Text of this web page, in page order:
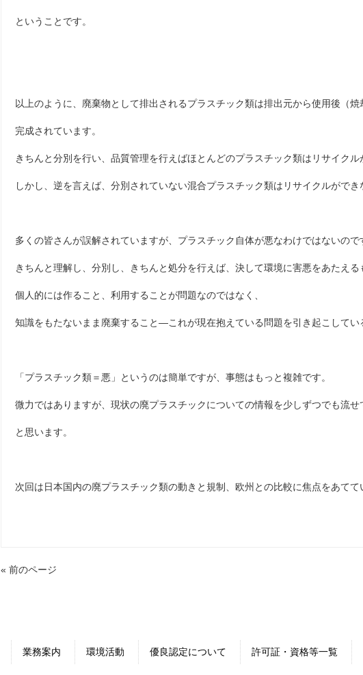
ということです。
以上のように、廃棄物として排出されるプラスチック類は排出元から使用後（
完成されています。
きちんと分別を行い、品質管理を行えばほとんどのプラスチック類はリサイクル
しかし、逆を言えば、分別されていない混合プラスチック類はリサイクルができ
多くの皆さんが誤解されていますが、プラスチック自体が悪なわけではないので
きちんと理解し、分別し、きちんと処分を行えば、決して環境に害悪をあたえる
個人的には作ること、利用することが問題なのではなく、
知識をもたないまま廃棄すること―これが現在抱えている問題を引き起こしてい
「プラスチック類＝悪」というのは簡単ですが、事態はもっと複雑です。
微力ではありますが、現状の廃プラスチックについての情報を少しずつでも流せ
と思います。
次回は日本国内の廃プラスチック類の動きと規制、欧州との比較に焦点をあてて
« 前のページ
業務案内 環境活動 優良認定について 許可証・資格等一覧